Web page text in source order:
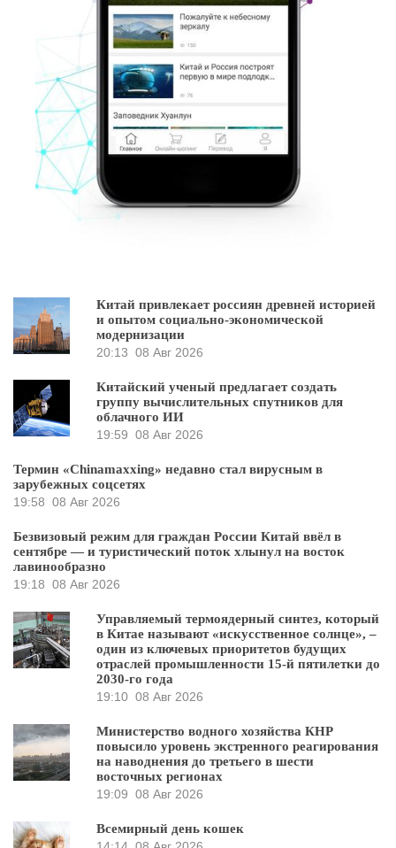
Китай привлекает россиян древней историей
и опытом социально-экономической
модернизации
20:13 08 Авг 2026
Китайский ученый предлагает создать
группу вычислительных спутников для
облачного ИИ
19:59 08 Авг 2026
Термин «Chinamaxxing» недавно стал вирусным в
зарубежных соцсетях
19:58 08 Авг 2026
Безвизовый режим для граждан России Китай ввёл в
сентябре — и туристический поток хлынул на восток
лавинообразно
19:18 08 Авг 2026
Управляемый термоядерный синтез, который
в Китае называют «искусственное солнце», –
один из ключевых приоритетов будущих
отраслей промышленности 15-й пятилетки до
2030-го года
19:10 08 Авг 2026
Министерство водного хозяйства КНР
повысило уровень экстренного реагирования
на наводнения до третьего в шести
восточных регионах
19:09 08 Авг 2026
Всемирный день кошек